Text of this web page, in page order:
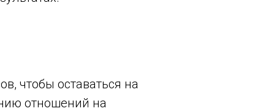
чтобы оставаться на
отношений на